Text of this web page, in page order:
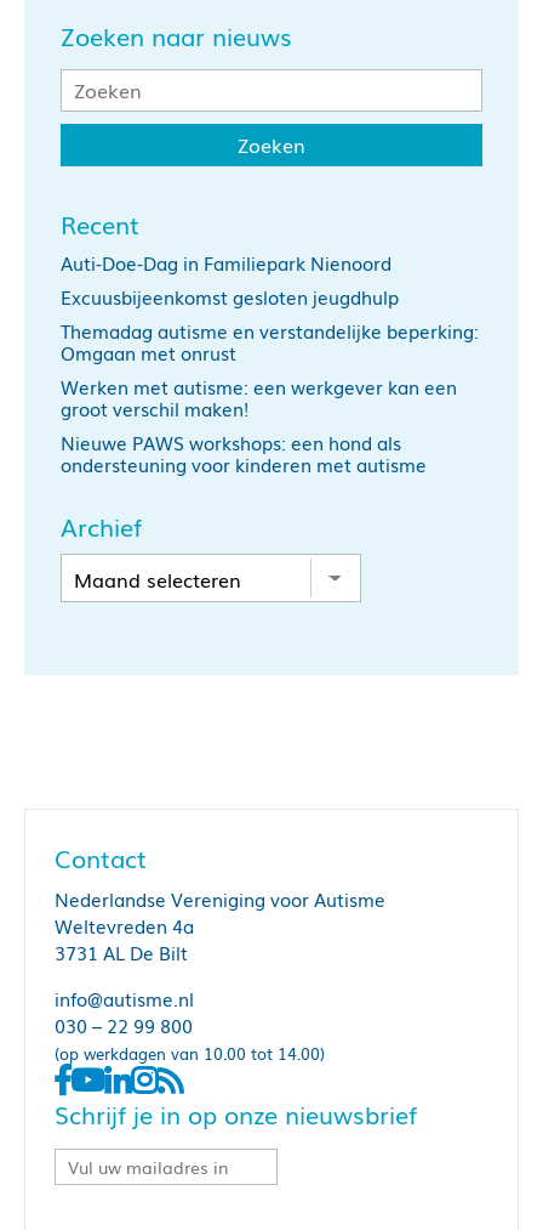
Zoeken naar nieuws
Recent
Auti-Doe-Dag in Familiepark Nienoord
Excuusbijeenkomst gesloten jeugdhulp
Themadag autisme en verstandelijke beperking:
Omgaan met onrust
Werken met autisme: een werkgever kan een
groot verschil maken!
Nieuwe PAWS workshops: een hond als
ondersteuning voor kinderen met autisme
Archief
Contact
Nederlandse Vereniging voor Autisme
Weltevreden 4a
3731 AL De Bilt
info@autisme.nl
030 – 22 99 800
(op werkdagen van 10.00 tot 14.00)
Schrijf je in op onze nieuwsbrief